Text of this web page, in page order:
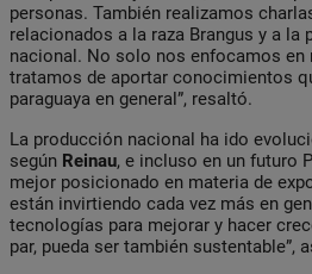
personas. También realizamos
relacionados a la raza Brangus y a la
nacional. No solo nos enfocamos en
tratamos de aportar conocimientos
paraguaya en general”, resaltó.
La producción nacional ha ido
según Reinau, e incluso en un futuro
mejor posicionado en materia de
están invirtiendo cada vez más en
tecnologías para mejorar y hacer
par, pueda ser también sustentable”,